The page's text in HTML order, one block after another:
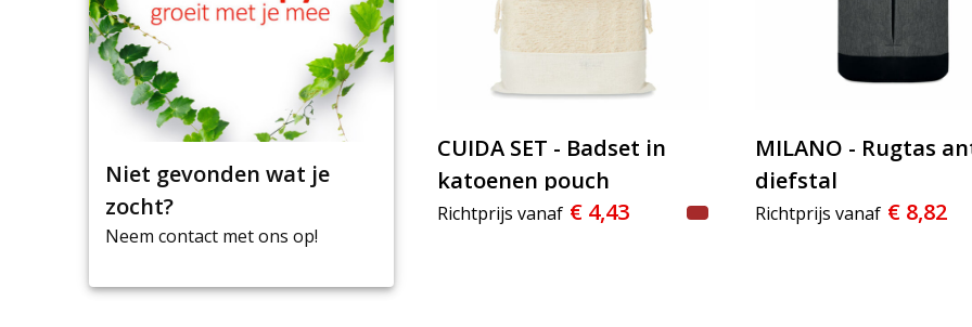
Niet gevonden wat je
zocht?
Neem contact met ons op!
CUIDA SET - Badset in
katoenen pouch
Richtprijs vanaf € 4,43
MILANO - Rugtas
diefstal
Richtprijs vanaf € 8,82